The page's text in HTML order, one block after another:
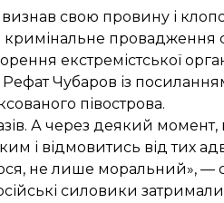
свою провину і
провадження
екстремістської
Чубаров із
півострова.
А через деякий момент,
і відмовитись від тих
не лише моральний», —
силовики